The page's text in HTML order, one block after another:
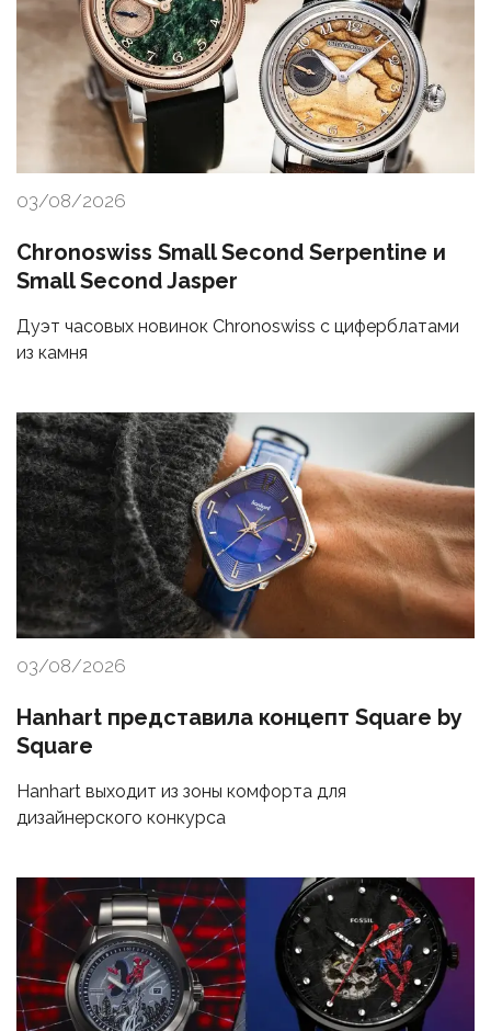
03/08/2026
Chronoswiss Small Second Serpentine и
Small Second Jasper
Дуэт часовых новинок Chronoswiss с циферблатами
из камня
03/08/2026
Hanhart представила концепт Square by
Square
Hanhart выходит из зоны комфорта для
дизайнерского конкурса